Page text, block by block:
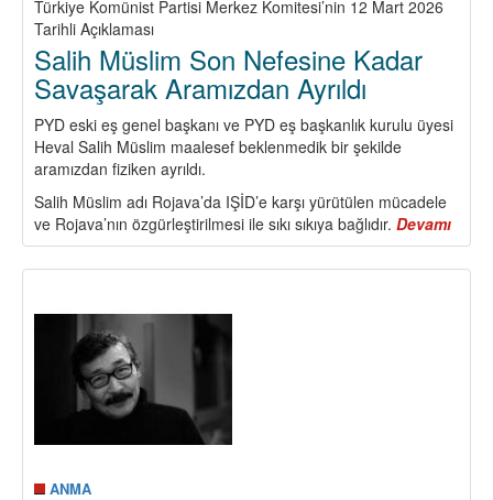
Türkiye Komünist Partisi Merkez Komitesi’nin 12 Mart 2026
Tarihli Açıklaması
Salih Müslim Son Nefesine Kadar
Savaşarak Aramızdan Ayrıldı
PYD eski eş genel başkanı ve PYD eş başkanlık kurulu üyesi
Heval Salih Müslim maalesef beklenmedik bir şekilde
aramızdan fiziken ayrıldı.
Salih Müslim adı Rojava’da IŞİD’e karşı yürütülen mücadele
ve Rojava’nın özgürleştirilmesi ile sıkı sıkıya bağlıdır. Devamı
Salih
ANMA